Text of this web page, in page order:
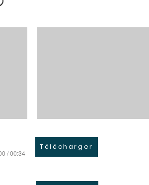
/ 00:34
Télécharger